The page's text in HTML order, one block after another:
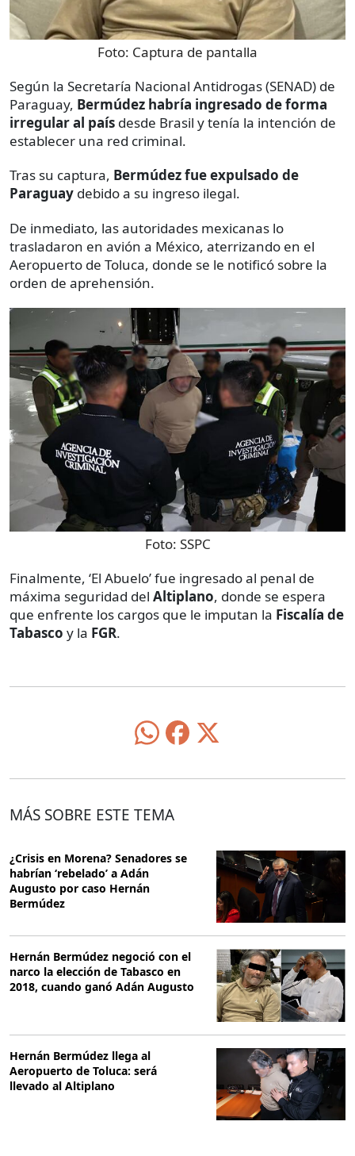
Foto: Captura de pantalla
Según la Secretaría Nacional Antidrogas (SENAD) de
Paraguay, Bermúdez habría ingresado de forma
irregular al país desde Brasil y tenía la intención de
establecer una red criminal.
Tras su captura, Bermúdez fue expulsado de
Paraguay debido a su ingreso ilegal.
De inmediato, las autoridades mexicanas lo
trasladaron en avión a México, aterrizando en el
Aeropuerto de Toluca, donde se le notificó sobre la
orden de aprehensión.
Foto: SSPC
Finalmente, ‘El Abuelo’ fue ingresado al penal de
máxima seguridad del Altiplano, donde se espera
que enfrente los cargos que le imputan la Fiscalía de
Tabasco y la FGR.
MÁS SOBRE ESTE TEMA
¿Crisis en Morena? Senadores se
habrían ‘rebelado’ a Adán
Augusto por caso Hernán
Bermúdez
Hernán Bermúdez negoció con el
narco la elección de Tabasco en
2018, cuando ganó Adán Augusto
Hernán Bermúdez llega al
Aeropuerto de Toluca: será
llevado al Altiplano